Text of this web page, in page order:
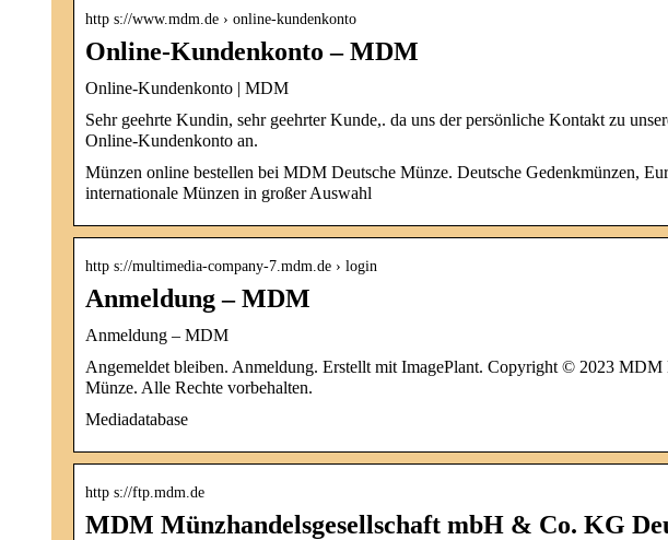
http s://www.mdm.de › online-kundenkonto
Online-Kundenkonto – MDM
Online-Kundenkonto | MDM
Sehr geehrte Kundin, sehr geehrter Kunde,. da uns der persönliche Kontakt zu
Online-Kundenkonto an.
Münzen online bestellen bei MDM Deutsche Münze. Deutsche Gedenkmünzen,
internationale Münzen in großer Auswahl
http s://multimedia-company-7.mdm.de › login
Anmeldung – MDM
Anmeldung – MDM
Angemeldet bleiben. Anmeldung. Erstellt mit ImagePlant. Copyright © 2023
Münze. Alle Rechte vorbehalten.
Mediadatabase
http s://ftp.mdm.de
MDM Münzhandelsgesellschaft mbH & Co. KG